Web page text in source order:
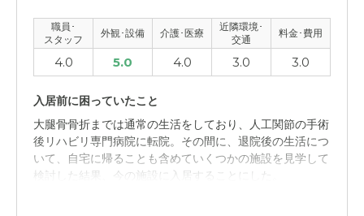
外観・内装・居室・設備について
温かみのあるデザインの外観と内装になっており、備え付
介護医療サービスについて
サービスについては満足のいくもので、スタッフさんの対
応をはじめ、設備も導入されており、しっかりしたサービ
職員･
スタッフ
外観･設備 介護･医療
近隣環境･
交通
料金･費用
4.0 5.0 4.0 3.0 3.0
入居前に困っていたこと
大腿骨骨折までは通常の生活をしており、人工関節の手術
後リハビリ専門病院に転院。その間に、退院後の生活につ
いて、自宅に帰ることも含めていくつかの施設を見学して
検討した結果、今の施設に入居することにした。